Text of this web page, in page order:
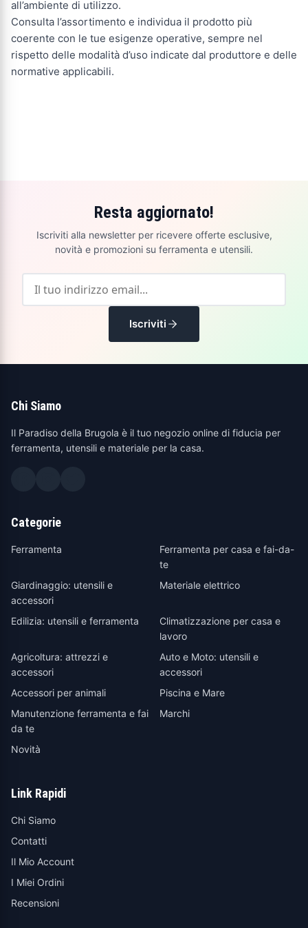
all’ambiente di utilizzo.
Consulta l’assortimento e individua il prodotto più
coerente con le tue esigenze operative, sempre nel
rispetto delle modalità d’uso indicate dal produttore e delle
normative applicabili.
Resta aggiornato!
Iscriviti alla newsletter per ricevere offerte esclusive,
novità e promozioni su ferramenta e utensili.
Iscriviti
Chi Siamo
Il Paradiso della Brugola è il tuo negozio online di fiducia per
ferramenta, utensili e materiale per la casa.
Categorie
Ferramenta
Ferramenta per casa e fai-da-
te
Giardinaggio: utensili e
accessori
Materiale elettrico
Edilizia: utensili e ferramenta
Climatizzazione per casa e
lavoro
Agricoltura: attrezzi e
accessori
Auto e Moto: utensili e
accessori
Accessori per animali
Piscina e Mare
Manutenzione ferramenta e fai
da te
Marchi
Novità
Link Rapidi
Chi Siamo
Contatti
Il Mio Account
I Miei Ordini
Recensioni